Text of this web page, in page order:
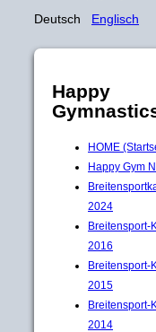
Deutsch Englisch
Happy
HOME
Happy Gym
2024
Breitensport-
2016
Breitensport-
2015
Breitensport-
2014